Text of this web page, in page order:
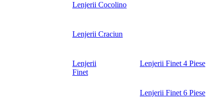
Lenjerii Cocolino
Lenjerii Craciun
Lenjerii
Finet
Lenjerii Finet 4 Piese
Lenjerii Finet 6 Piese